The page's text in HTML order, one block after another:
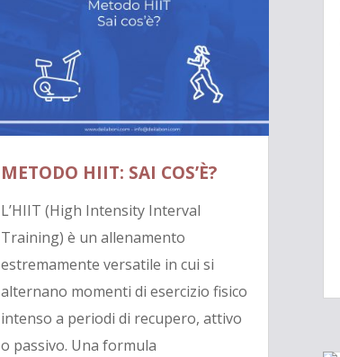
METODO HIIT: SAI COS’È?
L’HIIT (High Intensity Interval
Training) è un allenamento
estremamente versatile in cui si
alternano momenti di esercizio fisico
intenso a periodi di recupero, attivo
o passivo. Una formula